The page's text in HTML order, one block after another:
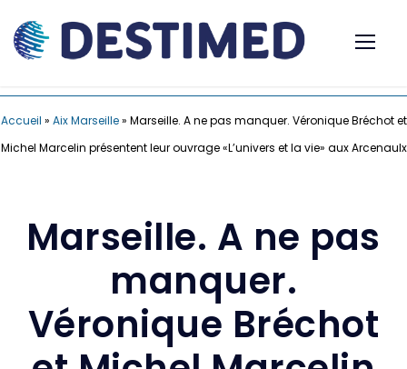
Accueil » Aix Marseille» Marseille. A ne pas manquer. Véronique Bréchot et
Michel Marcelin présentent leur ouvrage «L’univers et la vie» aux Arcenaulx
Marseille. A ne pas
manquer.
Véronique Bréchot